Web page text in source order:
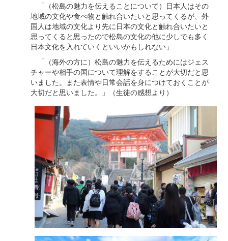
「（松島の魅力を伝えることについて）日本人はその
地域の文化や食べ物と触れ合いたいと思ってくるが、外
国人は地域の文化より先に日本の文化と触れ合いたいと
思ってくると思ったので松島の文化の他に少しでも多く
日本文化を入れていくといいかもしれない」
「（海外の方に）松島の魅力を伝えるためにはジェス
チャーや相手の国について理解をすることが大切だと思
いました。また表情や日常会話を身につけておくことが
大切だと思いました。」（生徒の感想より）